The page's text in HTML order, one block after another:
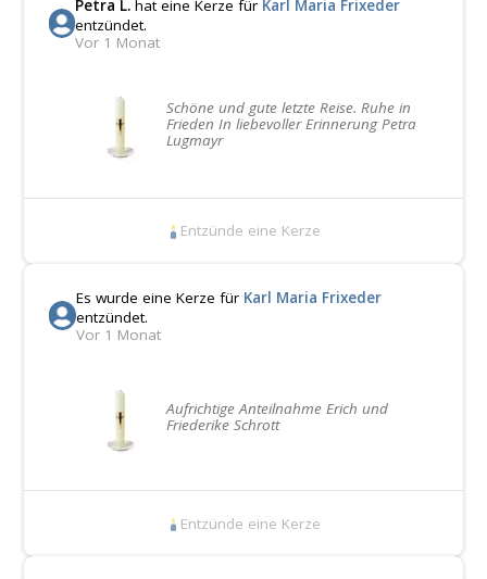
Petra L. hat eine Kerze für Karl Maria Frixeder
entzündet.
Vor 1 Monat
Schöne und gute letzte Reise. Ruhe in
Frieden In liebevoller Erinnerung Petra
Lugmayr
Entzünde eine Kerze
Es wurde eine Kerze für Karl Maria Frixeder
entzündet.
Vor 1 Monat
Aufrichtige Anteilnahme Erich und
Friederike Schrott
Entzünde eine Kerze